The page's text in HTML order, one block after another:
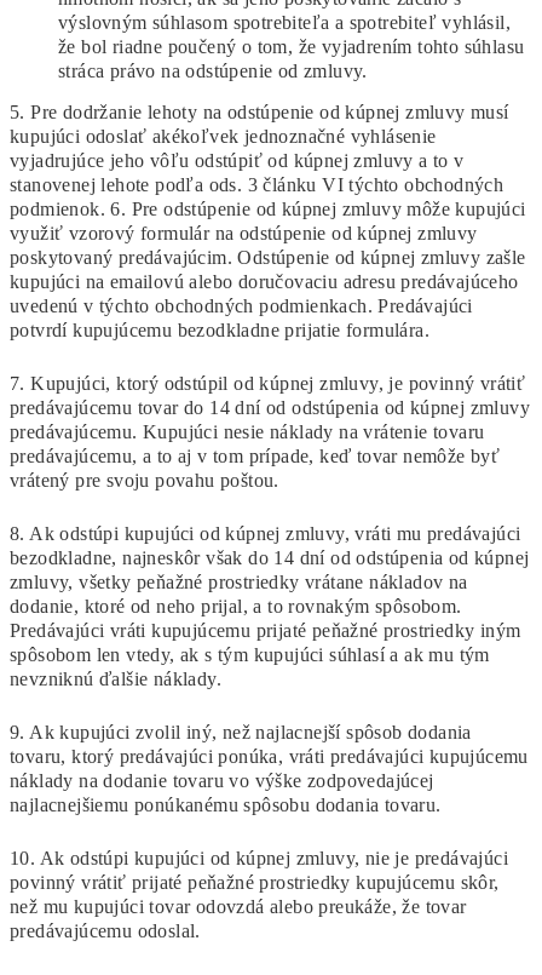
výslovným súhlasom spotrebiteľa a spotrebiteľ vyhlásil,
že bol riadne poučený o tom, že vyjadrením tohto súhlasu
stráca právo na odstúpenie od zmluvy.
5. Pre dodržanie lehoty na odstúpenie od kúpnej zmluvy musí
kupujúci odoslať akékoľvek jednoznačné vyhlásenie
vyjadrujúce jeho vôľu odstúpiť od kúpnej zmluvy a to v
stanovenej lehote podľa ods. 3 článku VI týchto obchodných
podmienok. 6. Pre odstúpenie od kúpnej zmluvy môže kupujúci
využiť vzorový formulár na odstúpenie od kúpnej zmluvy
poskytovaný predávajúcim. Odstúpenie od kúpnej zmluvy zašle
kupujúci na emailovú alebo doručovaciu adresu predávajúceho
uvedenú v týchto obchodných podmienkach. Predávajúci
potvrdí kupujúcemu bezodkladne prijatie formulára.
7. Kupujúci, ktorý odstúpil od kúpnej zmluvy, je povinný vrátiť
predávajúcemu tovar do 14 dní od odstúpenia od kúpnej zmluvy
predávajúcemu. Kupujúci nesie náklady na vrátenie tovaru
predávajúcemu, a to aj v tom prípade, keď tovar nemôže byť
vrátený pre svoju povahu poštou.
8. Ak odstúpi kupujúci od kúpnej zmluvy, vráti mu predávajúci
bezodkladne, najneskôr však do 14 dní od odstúpenia od kúpnej
zmluvy, všetky peňažné prostriedky vrátane nákladov na
dodanie, ktoré od neho prijal, a to rovnakým spôsobom.
Predávajúci vráti kupujúcemu prijaté peňažné prostriedky iným
spôsobom len vtedy, ak s tým kupujúci súhlasí a ak mu tým
nevzniknú ďalšie náklady.
9. Ak kupujúci zvolil iný, než najlacnejší spôsob dodania
tovaru, ktorý predávajúci ponúka, vráti predávajúci kupujúcemu
náklady na dodanie tovaru vo výške zodpovedajúcej
najlacnejšiemu ponúkanému spôsobu dodania tovaru.
10. Ak odstúpi kupujúci od kúpnej zmluvy, nie je predávajúci
povinný vrátiť prijaté peňažné prostriedky kupujúcemu skôr,
než mu kupujúci tovar odovzdá alebo preukáže, že tovar
predávajúcemu odoslal.